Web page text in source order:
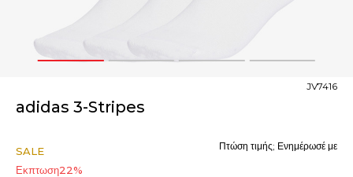
1 2 3 4
adidas 3-Stripes
JV7416
SALE
Εκπτωση22%
Πτώση τιμής; Ενημέρωσέ με